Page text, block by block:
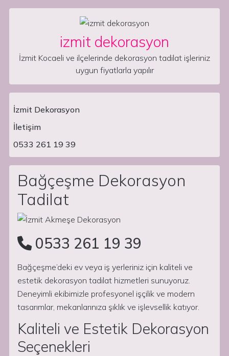
izmit dekorasyon
İzmit Kocaeli ve ilçelerinde dekorasyon tadilat işleriniz
uygun fiyatlarla yapılır
Main Navigation
İzmit Dekorasyon
İletişim
0533 261 19 39
Bağçeşme Dekorasyon
Tadilat
0533 261 19 39
Bağçeşme’deki ev veya iş yerleriniz için kaliteli ve
estetik dekorasyon tadilat hizmetleri sunuyoruz.
Deneyimli ekibimizle profesyonel işçilik ve modern
tasarımlar, mekanlarınıza şıklık ve işlevsellik katıyor.
Kaliteli ve Estetik Dekorasyon
Seçenekleri